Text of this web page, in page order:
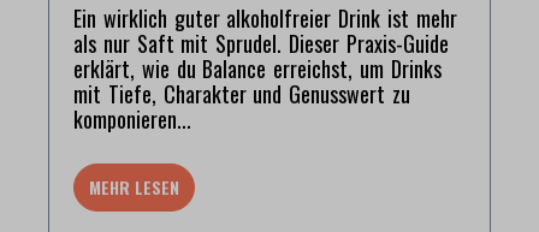
Ein wirklich guter alkoholfreier Drink ist mehr
als nur Saft mit Sprudel. Dieser Praxis-Guide
erklärt, wie du Balance erreichst, um Drinks
mit Tiefe, Charakter und Genusswert zu
komponieren...
MEHR LESEN